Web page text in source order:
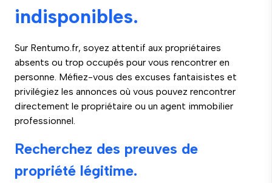
indisponibles.
Sur Rentumo.fr, soyez attentif aux propriétaires
absents ou trop occupés pour vous rencontrer en
personne. Méfiez-vous des excuses fantaisistes et
privilégiez les annonces où vous pouvez rencontrer
directement le propriétaire ou un agent immobilier
professionnel.
Recherchez des preuves de
propriété légitime.